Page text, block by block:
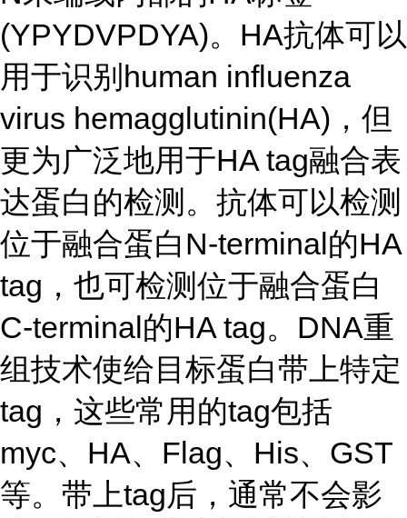
(YPYDVPDYA)。HA抗体可以
用于识别human influenza
virus hemagglutinin(HA)，但
更为广泛地用于HA tag融合表
达蛋白的检测。抗体可以检测
位于融合蛋白N-terminal的HA
tag，也可检测位于融合蛋白
C-terminal的HA tag。DNA重
组技术使给目标蛋白带上特定
tag，这些常用的tag包括
myc、HA、Flag、His、GST
等。带上tag后，通常不会影